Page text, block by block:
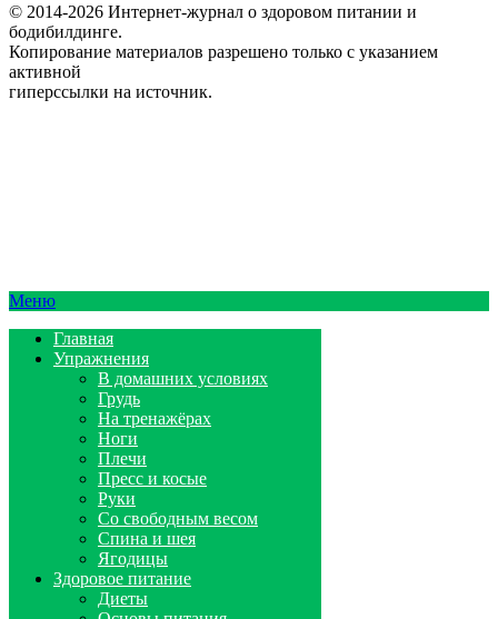
© 2014-2026 Интернет-журнал о здоровом питании и
бодибилдинге.
Копирование материалов разрешено только с указанием
активной
гиперссылки на источник.
Меню
Главная
Упражнения
В домашних условиях
Грудь
На тренажёрах
Ноги
Плечи
Пресс и косые
Руки
Со свободным весом
Спина и шея
Ягодицы
Здоровое питание
Диеты